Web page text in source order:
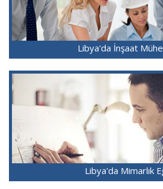
Libya'da İnşaat
Libya'da Mimarlık